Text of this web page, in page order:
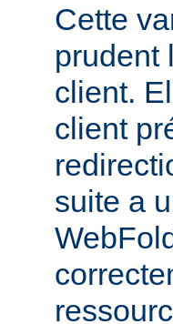
Cette
prudent
client.
client
suite a